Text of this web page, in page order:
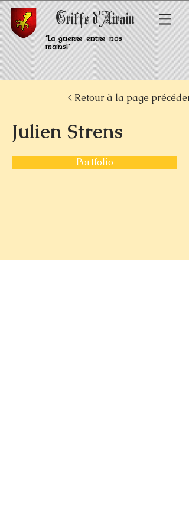
Griffe d'Airain
"La guerre entre nos
mains!"
< Retour à la page
Julien Strens
Portfolio